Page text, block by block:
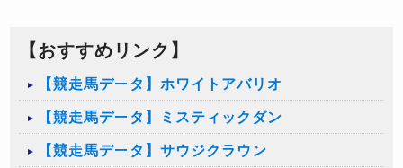
【おすすめリンク】
【競走馬データ】ホワイトアバリオ
【競走馬データ】ミスティックダン
【競走馬データ】サウジクラウン